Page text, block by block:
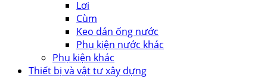
Lơi
Cùm
Keo dán ống nước
Phụ kiện nước khác
Phụ kiện khác
Thiết bị và vật tư xây dựng